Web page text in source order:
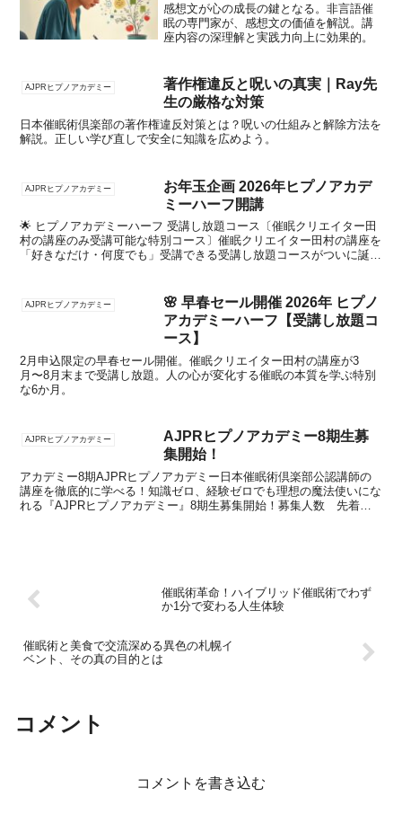
感想文が心の成長の鍵となる。非言語催
眠の専門家が、感想文の価値を解説。講
座内容の深理解と実践力向上に効果的。
AJPRヒプノアカデミー
著作権違反と呪いの真実｜Ray先
生の厳格な対策
日本催眠術倶楽部の著作権違反対策とは？呪いの仕組みと解除方法を
解説。正しい学び直しで安全に知識を広めよう。
AJPRヒプノアカデミー
お年玉企画 2026年ヒプノアカデ
ミーハーフ開講
🌟 ヒプノアカデミーハーフ 受講し放題コース〔催眠クリエイター田
村の講座のみ受講可能な特別コース〕催眠クリエイター田村の講座を
「好きなだけ・何度でも」受講できる受講し放題コースがついに誕生
AJPRヒプノアカデミー
🌸 早春セール開催 2026年 ヒプノ
アカデミーハーフ【受講し放題コ
ース】
2月申込限定の早春セール開催。催眠クリエイター田村の講座が3
月〜8月末まで受講し放題。人の心が変化する催眠の本質を学ぶ特別
な6か月。
AJPRヒプノアカデミー
AJPRヒプノアカデミー8期生募
集開始！
アカデミー8期AJPRヒプノアカデミー日本催眠術倶楽部公認講師の
講座を徹底的に学べる！知識ゼロ、経験ゼロでも理想の魔法使いにな
れる『AJPRヒプノアカデミー』8期生募集開始！募集人数 先着１
催眠術革命！ハイブリッド催眠術でわず
か1分で変わる人生体験
催眠術と美食で交流深める異色の札幌イ
ベント、その真の目的とは
コメント
コメントを書き込む